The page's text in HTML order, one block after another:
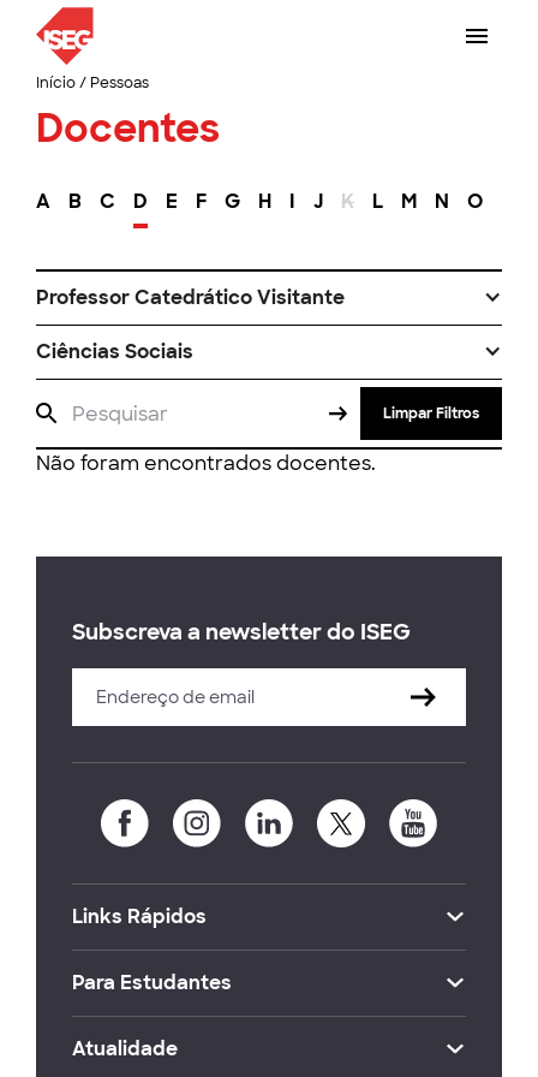
Início/ Pessoas
Docentes
A B C D E F G H I J K L M N O
Professor Catedrático Visitante
Ciências Sociais
Limpar Filtros
Não foram encontrados docentes.
Subscreva a newsletter do ISEG
Links Rápidos
Para Estudantes
Atualidade